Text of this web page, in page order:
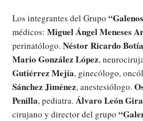
Los integrantes del Grupo
médicos: Miguel Ángel Meneses
perinatólogo. Néstor Ricardo
Mario González López,
Gutiérrez Mejía, ginecólogo,
Sánchez Jiménez, anestesiólogo.
Penilla, pediatra. Álvaro León
cirujano y director del grupo